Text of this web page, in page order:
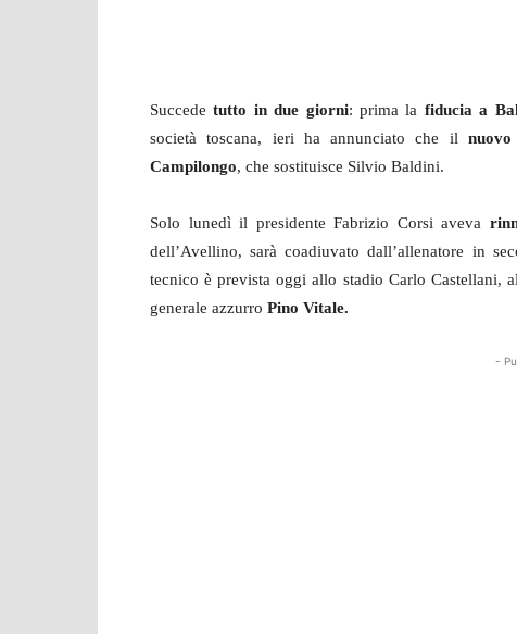
Succede tutto in due giorni: prima la fiducia a
società toscana, ieri ha annunciato che il
Campilongo, che sostituisce Silvio Baldini.
Solo lunedì il presidente Fabrizio Corsi aveva
dell’Avellino, sarà coadiuvato dall’allenatore in
tecnico è prevista oggi allo stadio Carlo Castellani,
generale azzurro Pino Vitale.
-